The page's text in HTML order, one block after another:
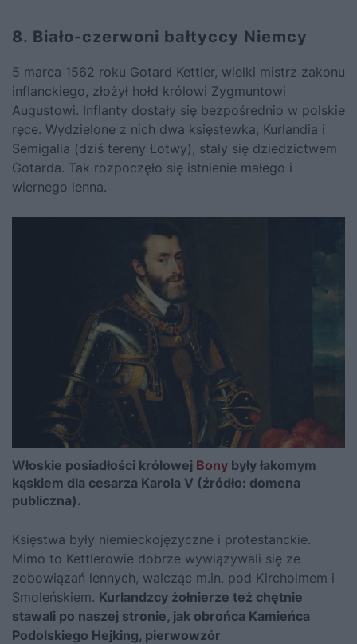
8. Biało-czerwoni bałtyccy Niemcy
5 marca 1562 roku Gotard Kettler, wielki mistrz zakonu
inflanckiego, złożył hołd królowi Zygmuntowi
Augustowi. Inflanty dostały się bezpośrednio w polskie
ręce. Wydzielone z nich dwa księstewka, Kurlandia i
Semigalia (dziś tereny Łotwy), stały się dziedzictwem
Gotarda. Tak rozpoczęło się istnienie małego i
wiernego lenna.
Włoskie posiadłości królowej Bony były łakomym
kąskiem dla cesarza Karola V (źródło: domena
publiczna).
Księstwa były niemieckojęzyczne i protestanckie.
Mimo to Kettlerowie dobrze wywiązywali się ze
zobowiązań lennych, walcząc m.in. pod Kircholmem i
Smoleńskiem. Kurlandzcy żołnierze też chętnie
stawali po naszej stronie, jak obrońca Kamieńca
Podolskiego Hejking, pierwowzór